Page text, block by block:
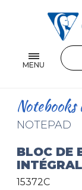
MENU
Single and
Fine arts
Handicraft
Pencil cases &
Notebooks
NOTEPAD
BLOC DE
15372C